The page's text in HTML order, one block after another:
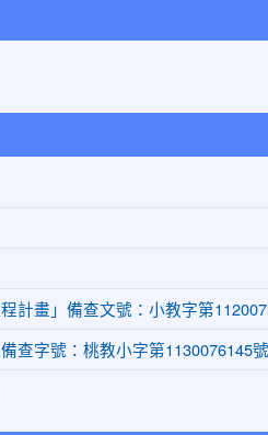
計畫」備查文號：小教字第
查字號：桃教小字第1130076145